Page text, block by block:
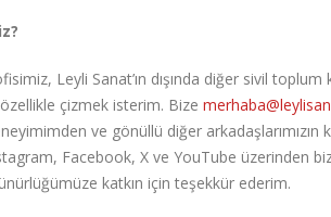
Leyli Sanat’ın dışında diğer sivil
çizmek isterim. Bize
ve gönüllü diğer arkadaşlarımızın
Facebook, X ve YouTube üzerinden
katkın için teşekkür ederim.